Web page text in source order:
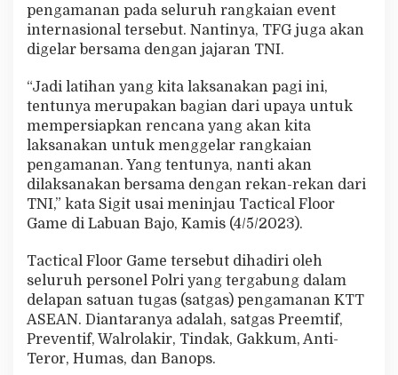
n
K
T
A
E
A
N
pengamanan pada seluruh rangkaian event
internasional tersebut. Nantinya, TFG juga akan
digelar bersama dengan jajaran TNI.
“Jadi latihan yang kita laksanakan pagi ini,
tentunya merupakan bagian dari upaya untuk
mempersiapkan rencana yang akan kita
laksanakan untuk menggelar rangkaian
pengamanan. Yang tentunya, nanti akan
dilaksanakan bersama dengan rekan-rekan dari
TNI,” kata Sigit usai meninjau Tactical Floor
Game di Labuan Bajo, Kamis (4/5/2023).
Tactical Floor Game tersebut dihadiri oleh
seluruh personel Polri yang tergabung dalam
delapan satuan tugas (satgas) pengamanan KTT
ASEAN. Diantaranya adalah, satgas Preemtif,
Preventif, Walrolakir, Tindak, Gakkum, Anti-
Teror, Humas, dan Banops.